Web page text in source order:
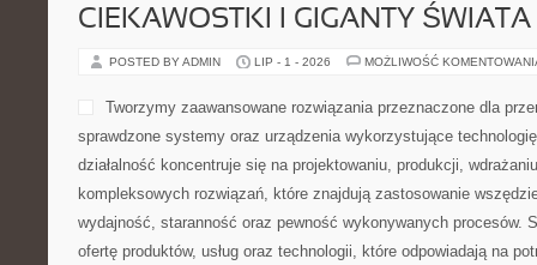
CIEKAWOSTKI I GIGANTY ŚWIATA
POSTED BY ADMIN LIP - 1 - 2026 MOŻLIWOŚĆ
Tworzymy zaawansowane rozwiązania przeznaczone dla
sprawdzone systemy oraz urządzenia wykorzystujące
działalność koncentruje się na projektowaniu, produkcji,
kompleksowych rozwiązań, które znajdują zastosowanie
wydajność, staranność oraz pewność wykonywanych procesów.
ofertę produktów, usług oraz technologii, które odpowiadają na